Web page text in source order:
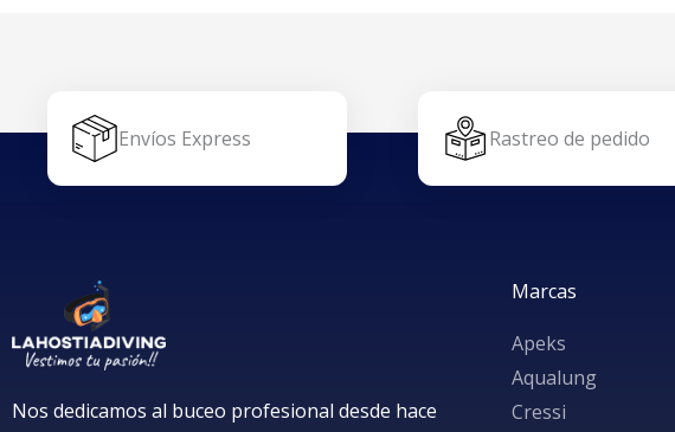
Envíos Express Rastreo de pedido
Nos dedicamos al buceo profesional desde hace
Marcas
Apeks
Aqualung
Cressi